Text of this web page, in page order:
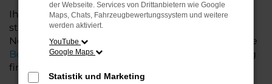
Ihr CUPRA Autohaus in der Nähe von Nordenham
steht Ihnen mit einer breiten Auswahl an
Neuwagen zur Seite und bietet Ihnen umfassende
Beratung, damit Sie das für Sie passende Fahrzeug
finden.
der Webseite. Services von Drittanbietern wie Google
Maps, Chats, Fahrzeugbewertungssystem und weitere
werden aktiviert.
YouTube
Google Maps
Statistik und Marketing